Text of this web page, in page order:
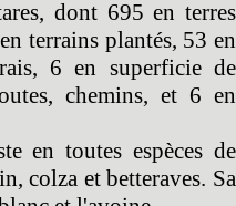
dont 695 en terres
terrains plantés, 53 en
6 en superficie de
chemins, et 6 en
en toutes espèces de
colza et betteraves. Sa